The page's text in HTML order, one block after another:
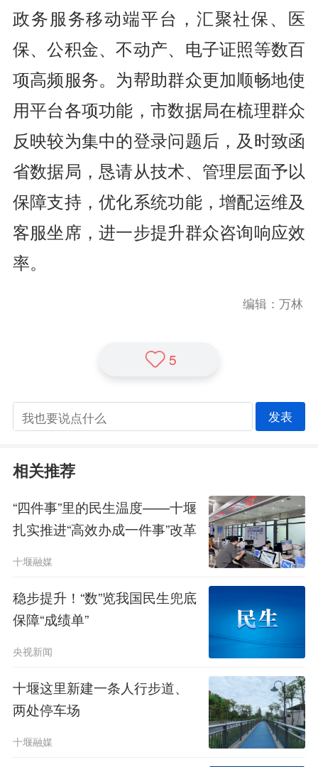
政务服务移动端平台，汇聚社保、医
保、公积金、不动产、电子证照等数百
项高频服务。为帮助群众更加顺畅地使
用平台各项功能，市数据局在梳理群众
反映较为集中的登录问题后，及时致函
省数据局，恳请从技术、管理层面予以
保障支持，优化系统功能，增配运维及
客服坐席，进一步提升群众咨询响应效
率。
编辑：万林
5
发表
相关推荐
“四件事”里的民生温度——十堰
扎实推进“高效办成一件事”改革
十堰融媒
稳步提升！“数”览我国民生兜底
保障“成绩单”
央视新闻
十堰这里新建一条人行步道、
两处停车场
十堰融媒